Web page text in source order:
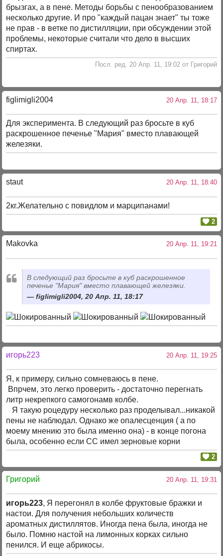
брызгах, а в пене. Методы борьбы с пенообразованием
несколько другие. И про "каждый пацан знает" ты тоже
не прав - в ветке по дистилляции, при обсуждении этой
проблемы, некоторые считали что дело в высших
спиртах.
Посл. ред. 20 Апр. 11, 19:02 от Григорий
figlimigli2004 20 Апр. 11, 18:17
Для эксперимента. В следующий раз бросьте в куб
раскрошенное печенье "Мария" вместо плавающей
железяки.
staut 20 Апр. 11, 18:40
2кг.Желательно с повидлом и марципанами!
2
Makovka 20 Апр. 11, 19:21
В следующий раз бросьте в куб раскрошенное
печенье "Мария" вместо плавающей железяки.
figlimigli2004, 20 Апр. 11, 18:17
игорь223 20 Апр. 11, 19:25
Я, к примеру, сильно сомневаюсь в пене.
Впрчем, это легко проверить - достаточно перегнать
литр некрепкого самогонамв колбе.
Я такую роцедуру несколько раз проделывал...никакой
пены не наблюдал. Однако же опалесценция ( а по
моему мнению это была именно она) - в конце погона
была, особенно если СС имел зерновые корни
2
Григорий 20 Апр. 11, 19:31
игорь223, Я перегонял в колбе фруктовые бражки и
настои. Для получения небольших количеств
ароматных дистиллятов. Иногда пена была, иногда не
было. Помню настой на лимонных корках сильно
пенился. И еще абрикосы.